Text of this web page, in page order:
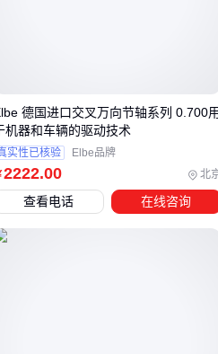
机型，虽然标称扭矩相同，但
和散热方案就与标准型号存在差
装后才会暴露，提前确认这些细
，哪些场景更适合考虑替代
可能更高效。以下是两种常见场
2222.00 北
德国进口交叉万向节轴系列 0.700用
机器和车辆的驱动技术
实性已核验 Elbe品牌
查看电话 在线咨询